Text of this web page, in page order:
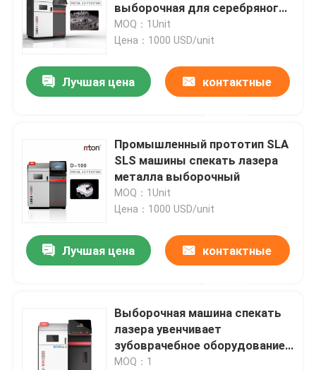
выборочная для серебряного
титана
MOQ：1Unit
Цена：1000 USD/unit
Лучшая цена контактные
Промышленный прототип SLA
SLS машины спекать лазера
металла выборочный
MOQ：1Unit
Цена：1000 USD/unit
Лучшая цена контактные
Выборочная машина спекать
лазера увенчивает
зубоврачебное оборудование
печатания металла рамок 3d
MOQ：1